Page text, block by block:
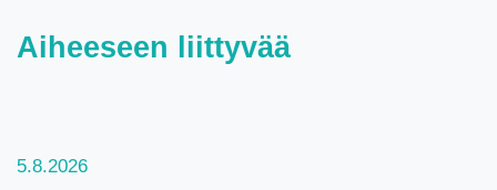
Aiheeseen liittyvää
5.8.2026